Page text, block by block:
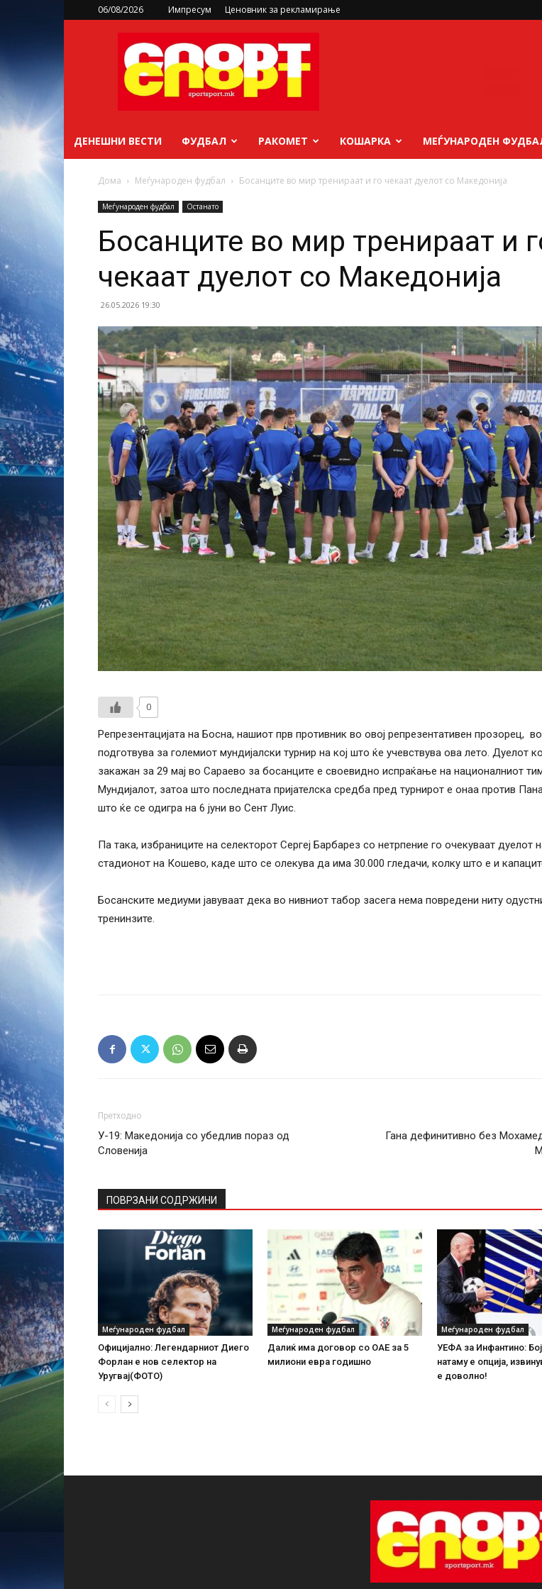
06/08/2026 Импресум Ценовник за рекламирање
sportsport.mk
ДЕНЕШНИ ВЕСТИ ФУДБАЛ РАКОМЕТ КОШАРКА МЕЃУНАРОДЕН
Дома Меѓународен фудбал Босанците во мир тренираат и го чекаат дуелот со Македонија
Меѓународен фудбал Останато
Босанците во мир тренираат и
чекаат дуелот со Македонија
26.05.2026 19:30
0
Репрезентацијата на Босна, нашиот прв противник во овој репрезентативен прозорец,
подготвува за големиот мундијалски турнир на кој што ќе учевствува ова лето. Дуелот
закажан за 29 мај во Сараево за босанците е своевидно испраќање на националниот
Мундијалот, затоа што последната пријателска средба пред турнирот е онаа против
што ќе се одигра на 6 јуни во Сент Луис.
Па така, избраниците на селекторот Сергеј Барбарез со нетрпение го очекуваат дуелот
стадионот на Кошево, каде што се олекува да има 30.000 гледачи, колку што е и
Босанските медиуми јавуваат дека во нивниот табор засега нема повредени ниту
тренинзите.
Претходно
У-19: Македонија со убедлив пораз од
Словенија
Гана дефинитивно без
ПОВРЗАНИ СОДРЖИНИ
Меѓународен фудбал
Официјално: Легендарниот Диего
Форлан е нов селектор на
Уругвај(ФОТО)
Меѓународен фудбал
Далиќ има договор со ОАЕ за 5
милиони евра годишно
Меѓународен фудбал
УЕФА за Инфантино:
натаму е опција,
е доволно!